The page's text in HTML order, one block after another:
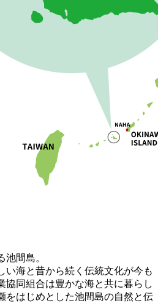
間島。
い海と昔から続く伝統文化が今も
協同組合は豊かな海と共に暮らし
をはじめとした池間島の自然と伝